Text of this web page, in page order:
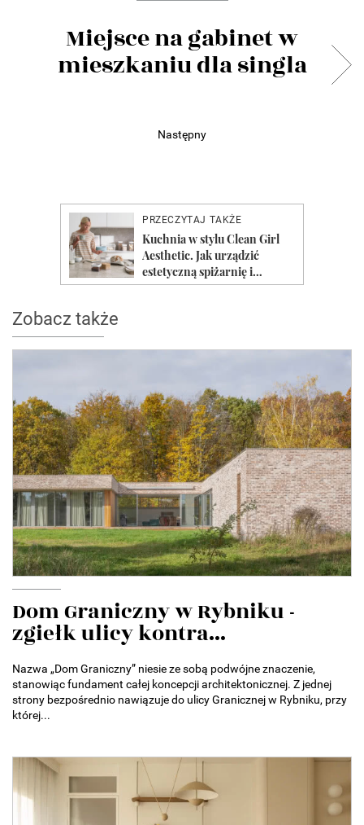
Miejsce na gabinet w
mieszkaniu dla singla
Następny
Zobacz także
Dom Graniczny w Rybniku -
zgiełk ulicy kontra...
Nazwa „Dom Graniczny” niesie ze sobą podwójne znaczenie,
stanowiąc fundament całej koncepcji architektonicznej. Z jednej
strony bezpośrednio nawiązuje do ulicy Granicznej w Rybniku, przy
której...